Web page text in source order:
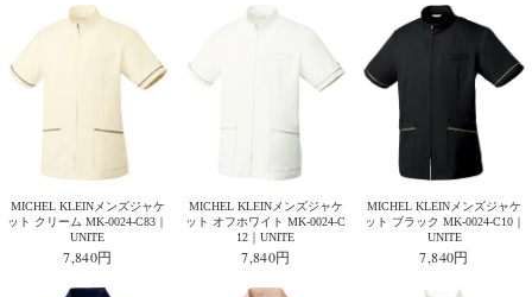
MICHEL KLEINメンズジャケ
ット クリーム MK-0024-C83｜
UNITE
7,840円
MICHEL KLEINメンズジャケ
ット オフホワイト MK-0024-C
12｜UNITE
7,840円
MICHEL KLEINメンズジャケ
ット ブラック MK-0024-C10｜
UNITE
7,840円